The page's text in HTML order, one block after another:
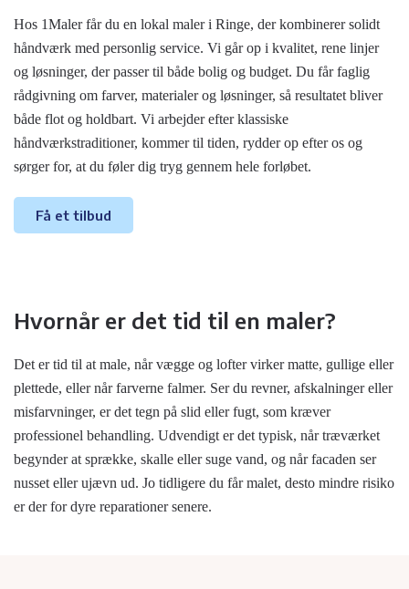
Hos 1Maler får du en lokal maler i Ringe, der kombinerer solidt
håndværk med personlig service. Vi går op i kvalitet, rene linjer
og løsninger, der passer til både bolig og budget. Du får faglig
rådgivning om farver, materialer og løsninger, så resultatet bliver
både flot og holdbart. Vi arbejder efter klassiske
håndværkstraditioner, kommer til tiden, rydder op efter os og
sørger for, at du føler dig tryg gennem hele forløbet.
Få et tilbud
Hvornår er det tid til en maler?
Det er tid til at male, når vægge og lofter virker matte, gullige eller
plettede, eller når farverne falmer. Ser du revner, afskalninger eller
misfarvninger, er det tegn på slid eller fugt, som kræver
professionel behandling. Udvendigt er det typisk, når træværket
begynder at sprække, skalle eller suge vand, og når facaden ser
nusset eller ujævn ud. Jo tidligere du får malet, desto mindre risiko
er der for dyre reparationer senere.